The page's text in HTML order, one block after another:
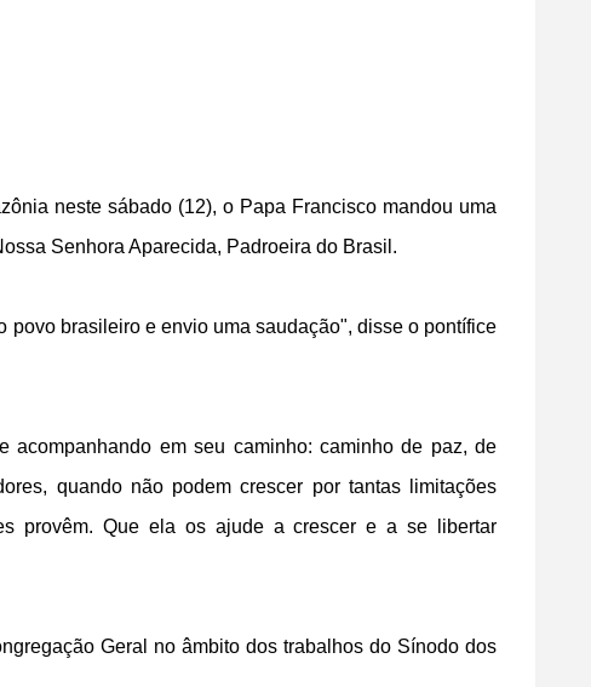
neste sábado (12), o Papa Francisco mandou uma
Senhora Aparecida, Padroeira do Brasil.
brasileiro e envio uma saudação", disse o pontífice
em seu caminho: caminho de paz, de
quando não podem crescer por tantas limitações
provêm. Que ela os ajude a crescer e a se libertar
Geral no âmbito dos trabalhos do Sínodo dos